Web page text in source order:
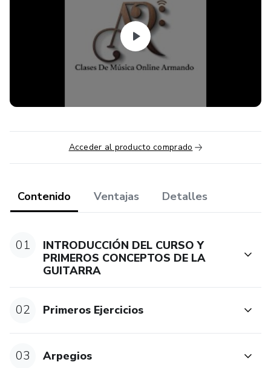
Acceder al producto comprado
Contenido Ventajas Detalles
01
INTRODUCCIÓN DEL CURSO Y
PRIMEROS CONCEPTOS DE LA
GUITARRA
02 Primeros Ejercicios
03 Arpegios